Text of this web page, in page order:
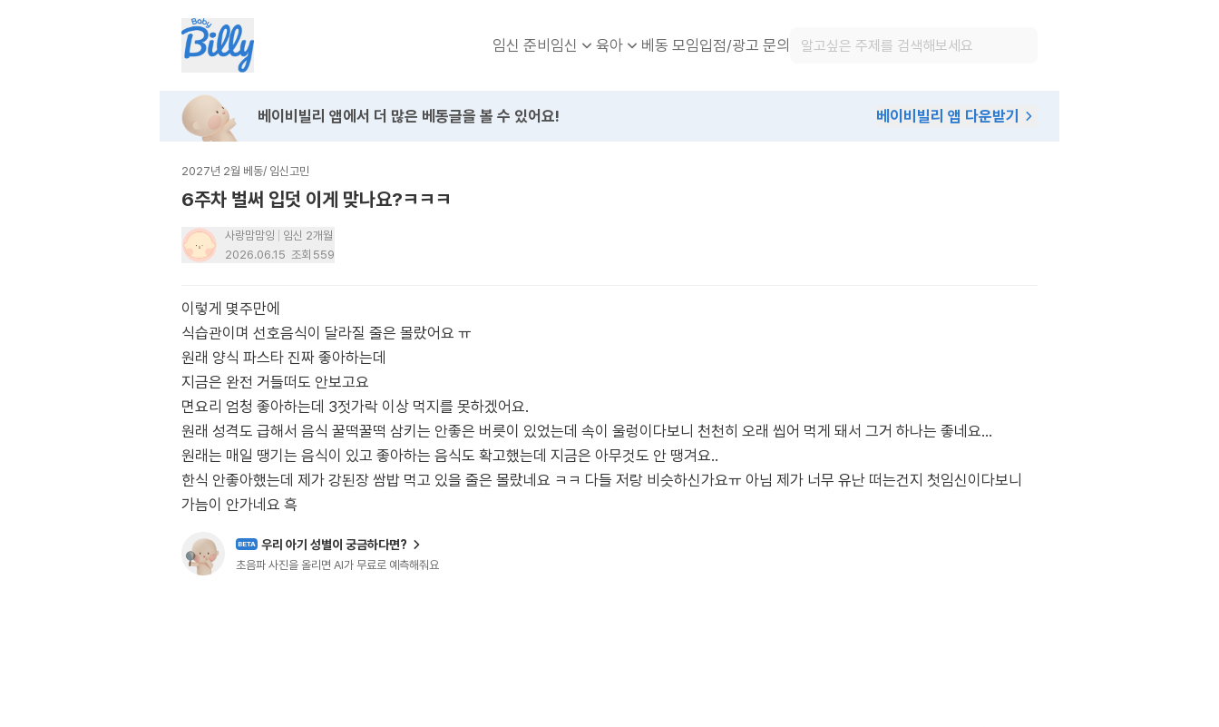
임신 준비임신 육아 베동 모임입점/광고 문의
베이비빌리 앱에서 더 많은 베동글을 볼 수 있어요! 베이비빌리 앱 다운받기
2027년 2월 베동/ 임신고민
6주차 벌써 입덧 이게 맞나요?ㅋㅋㅋ
사랑맘맘잉
임신 2개월
2026.06.15 조회 559
이렇게 몇주만에
식습관이며 선호음식이 달라질 줄은 몰랐어요 ㅠ
원래 양식 파스타 진짜 좋아하는데
지금은 완전 거들떠도 안보고요
면요리 엄청 좋아하는데 3젓가락 이상 먹지를 못하겠어요.
원래 성격도 급해서 음식 꿀떡꿀떡 삼키는 안좋은 버릇이 있었는데 속이 울렁이다보니 천천히 오래 씹어 먹게 돼서 그거 하나는 좋네요...
원래는 매일 땡기는 음식이 있고 좋아하는 음식도 확고했는데 지금은 아무것도 안 땡겨요..
한식 안좋아했는데 제가 강된장 쌈밥 먹고 있을 줄은 몰랐네요 ㅋㅋ 다들 저랑 비슷하신가요ㅠ 아님 제가 너무 유난 떠는건지 첫임신이다보니
가늠이 안가네요 흑
BETA 우리 아기 성별이 궁금하다면?
초음파 사진을 올리면 AI가 무료로 예측해줘요